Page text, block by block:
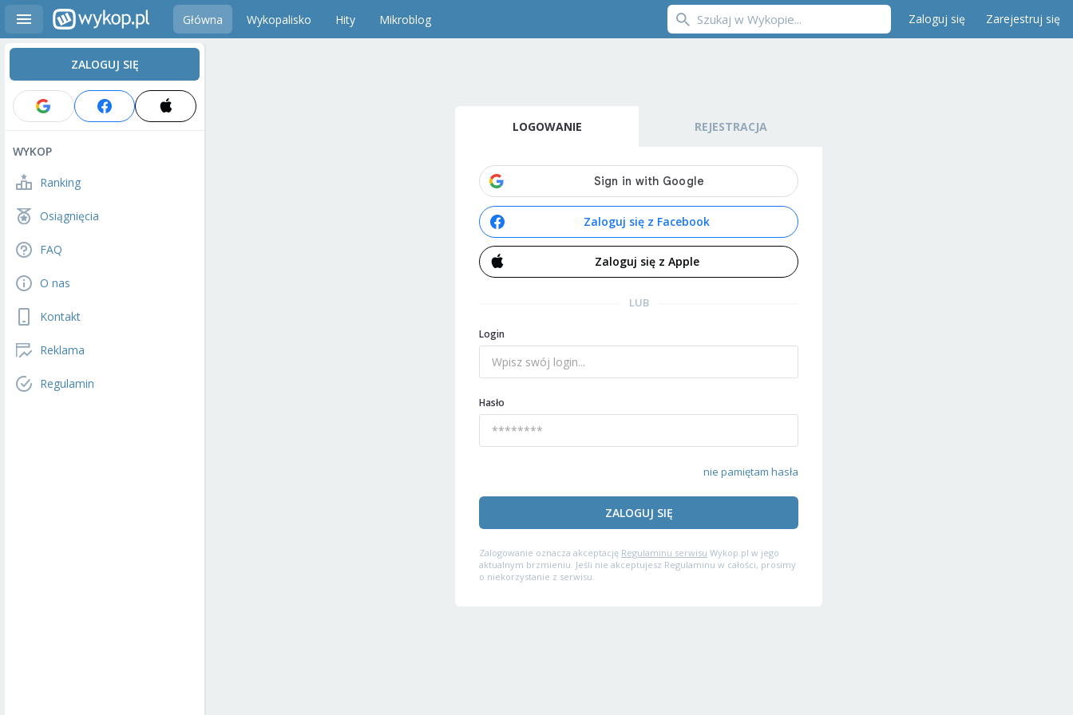
Główna Wykopalisko Hity Mikroblog Zaloguj się Zarejestruj się
ZALOGUJ SIĘ
WYKOP
Ranking
Osiągnięcia
FAQ
O nas
Kontakt
Reklama
Regulamin
LOGOWANIE REJESTRACJA
Zaloguj się z Facebook
Zaloguj się z Apple
LUB
Login
Hasło
nie pamiętam hasła
ZALOGUJ SIĘ
Zalogowanie oznacza akceptację Regulaminu serwisu Wykop.pl w jego
aktualnym brzmieniu. Jeśli nie akceptujesz Regulaminu w całości, prosimy
o niekorzystanie z serwisu.